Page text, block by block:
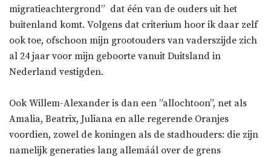
migratieachtergrond”  dat één van de ouders uit het
buitenland komt. Volgens dat criterium hoor ik daar zelf
ook toe, ofschoon mijn grootouders van vaderszijde zich
al 24 jaar voor mijn geboorte vanuit Duitsland in
Nederland vestigden.
Ook Willem-Alexander is dan een ”allochtoon”, net als
Amalia, Beatrix, Juliana en alle regerende Oranjes
voordien, zowel de koningen als de stadhouders: die zijn
namelijk generaties lang allemáál over de grens